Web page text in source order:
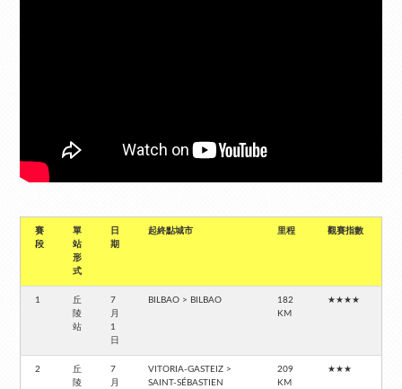
賽
段
單
站
形
式
日
期
起終點城市 里程 觀賽指數
1
丘
陵
站
7
月
1
日
BILBAO > BILBAO
182
KM
★★★★
2
丘
陵
7
月
VITORIA-GASTEIZ >
SAINT-SÉBASTIEN
209
KM
★★★